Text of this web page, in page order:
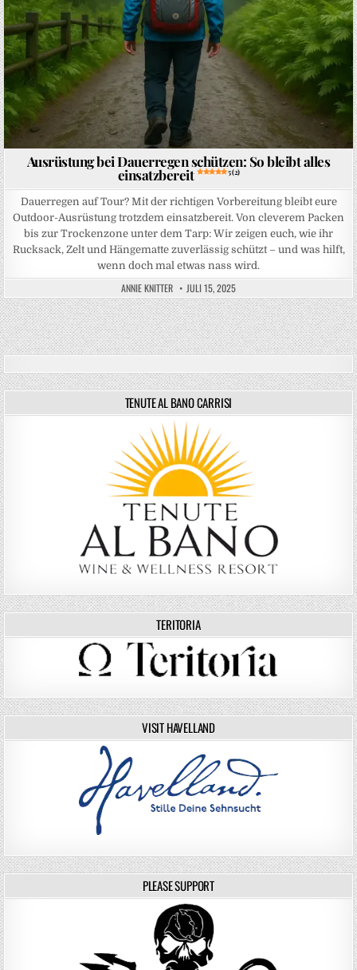
Ausrüstung bei Dauerregen schützen: So bleibt alles
einsatzbereit 5 (2)
Dauerregen auf Tour? Mit der richtigen Vorbereitung bleibt eure
Outdoor-Ausrüstung trotzdem einsatzbereit. Von cleverem Packen
bis zur Trockenzone unter dem Tarp: Wir zeigen euch, wie ihr
Rucksack, Zelt und Hängematte zuverlässig schützt – und was hilft,
wenn doch mal etwas nass wird.
ANNIE KNITTER JULI 15, 2025
TENUTE AL BANO CARRISI
TERITORIA
VISIT HAVELLAND
PLEASE SUPPORT